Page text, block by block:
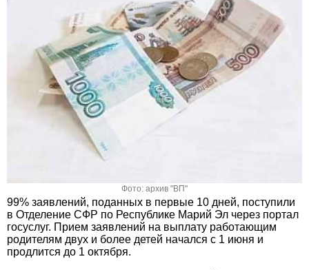
Фото: архив "ВП"
99% заявлений, поданных в первые 10 дней, поступили
в Отделение СФР по Республике Марий Эл через портал
госуслуг. Прием заявлений на выплату работающим
родителям двух и более детей начался с 1 июня и
продлится до 1 октября.